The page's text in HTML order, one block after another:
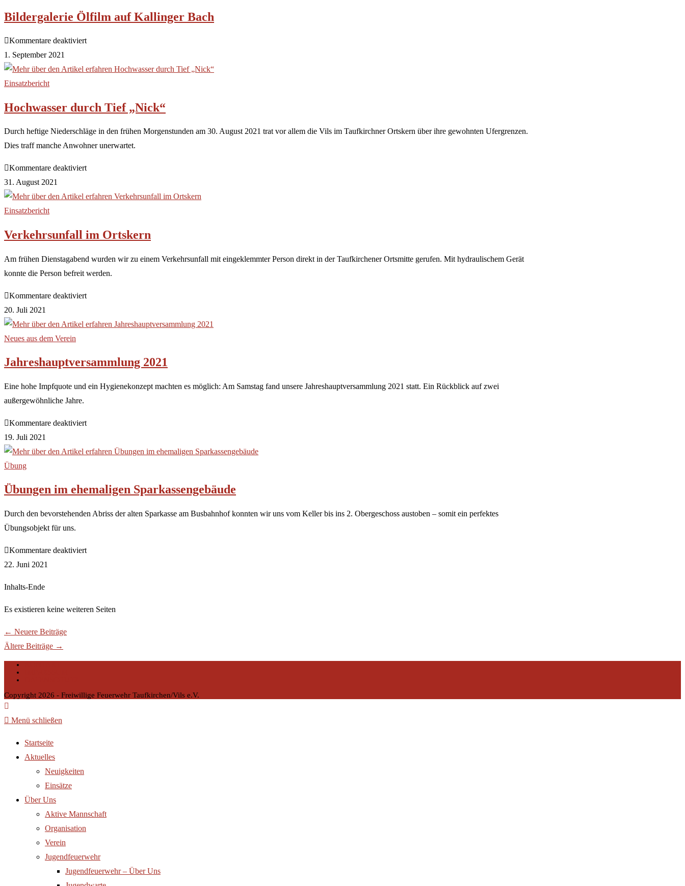
Bildergalerie Ölfilm auf Kallinger Bach
Kommentare deaktiviert
1. September 2021
Einsatzbericht
Hochwasser durch Tief „Nick“
Durch heftige Niederschläge in den frühen Morgenstunden am 30. August 2021 trat vor allem die Vils im Taufkirchner Ortskern über ihre gewohnten Ufergrenzen.
Dies traff manche Anwohner unerwartet.
Kommentare deaktiviert
31. August 2021
Einsatzbericht
Verkehrsunfall im Ortskern
Am frühen Dienstagabend wurden wir zu einem Verkehrsunfall mit eingeklemmter Person direkt in der Taufkirchener Ortsmitte gerufen. Mit hydraulischem Gerät
konnte die Person befreit werden.
Kommentare deaktiviert
20. Juli 2021
Neues aus dem Verein
Jahreshauptversammlung 2021
Eine hohe Impfquote und ein Hygienekonzept machten es möglich: Am Samstag fand unsere Jahreshauptversammlung 2021 statt. Ein Rückblick auf zwei
außergewöhnliche Jahre.
Kommentare deaktiviert
19. Juli 2021
Übung
Übungen im ehemaligen Sparkassengebäude
Durch den bevorstehenden Abriss der alten Sparkasse am Busbahnhof konnten wir uns vom Keller bis ins 2. Obergeschoss austoben – somit ein perfektes
Übungsobjekt für uns.
Kommentare deaktiviert
22. Juni 2021
Inhalts-Ende
Es existieren keine weiteren Seiten
← Neuere Beiträge
Ältere Beiträge →
Copyright 2026 - Freiwillige Feuerwehr Taufkirchen/Vils e.V.
Menü schließen
Startseite
Aktuelles
Neuigkeiten
Einsätze
Über Uns
Aktive Mannschaft
Organisation
Verein
Jugendfeuerwehr
Jugendfeuerwehr – Über Uns